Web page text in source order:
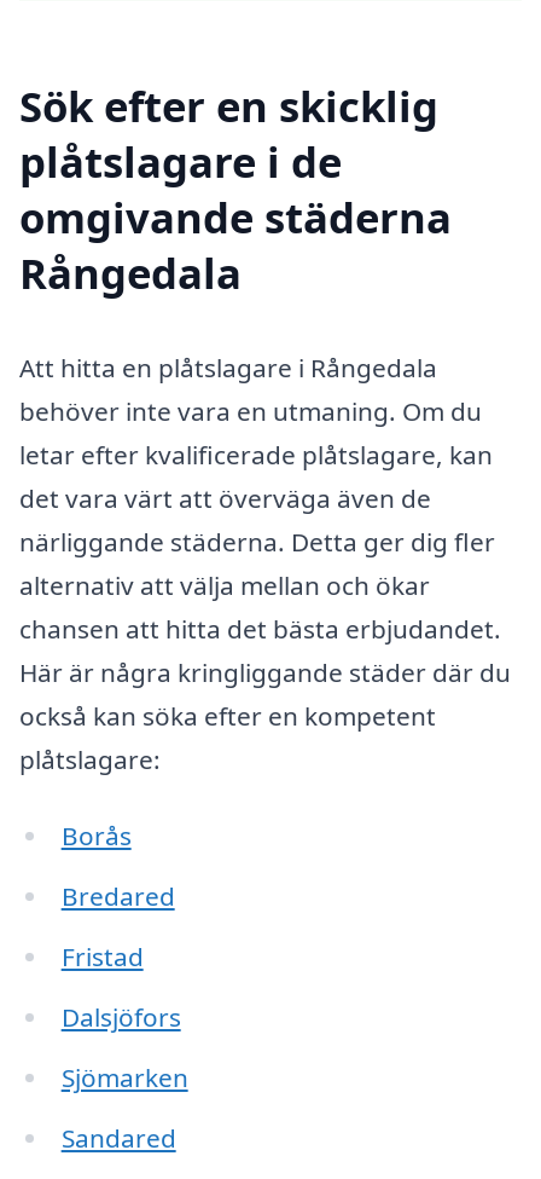
Sök efter en skicklig
plåtslagare i de
omgivande städerna
Rångedala
Att hitta en plåtslagare i Rångedala
behöver inte vara en utmaning. Om du
letar efter kvalificerade plåtslagare, kan
det vara värt att överväga även de
närliggande städerna. Detta ger dig fler
alternativ att välja mellan och ökar
chansen att hitta det bästa erbjudandet.
Här är några kringliggande städer där du
också kan söka efter en kompetent
plåtslagare:
Borås
Bredared
Fristad
Dalsjöfors
Sjömarken
Sandared